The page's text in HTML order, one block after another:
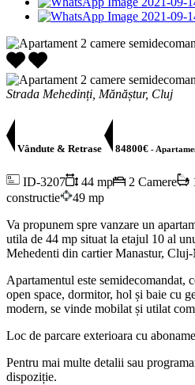
Strada Mehedinți, Mănăștur, Cluj
Vândute & Retrase 84800€ -
ID-3207 44 mp 2 Camere
constructie
49 mp
Va propunem spre vanzare un
utila de 44 mp situat la etajul 10 al
Mehedenti din cartier Manastur, Cluj-
Apartamentul este semidecomandat,
open space, dormitor, hol și baie cu
modern, se vinde mobilat și utilat
Loc de parcare exterioara cu
Pentru mai multe detalii sau
dispoziție.